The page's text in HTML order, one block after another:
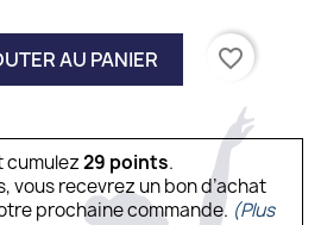
AU PANIER favorite_border
cumulez29 points.
vous recevrez un bon d’achat
prochaine commande. (Plus